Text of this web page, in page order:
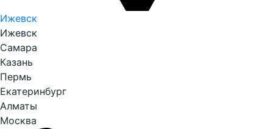
Ижевск
Ижевск
Самара
Казань
Пермь
Екатеринбург
Алматы
Москва